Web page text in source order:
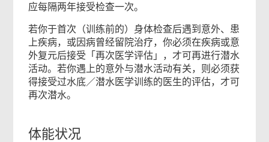
应每隔两年接受检查一次。
若你于首次（训练前的）身体检查后遇到意外、患
上疾病，或因病曾经留院治疗，你必须在疾病或意
外复元后接受「再次医学评估」，才可再进行潜水
活动。若你遇上的意外与潜水活动有关，则必须获
得接受过水底／潜水医学训练的医生的评估，才可
再次潜水。
体能状况
常
用
政
府
表